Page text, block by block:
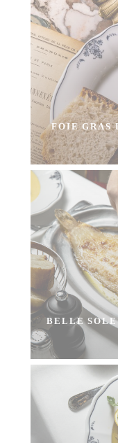
FOIE GRAS
BELLE SOLE